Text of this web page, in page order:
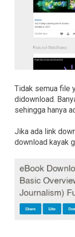
Tidak semua file
didownload.
sehingga hanya
Jika ada link
download kayak